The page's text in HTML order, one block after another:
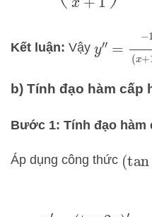
Kết luận: Vậy ″ x
b) Tính đạo hàm cấp
Bước 1: Tính đạo hàm
Áp dụng công thức (tan